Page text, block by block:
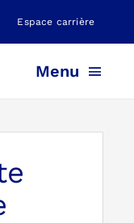
Espace carrière
Menu